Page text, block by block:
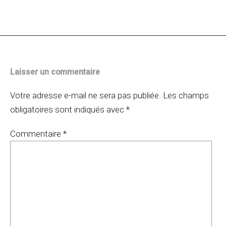
Laisser un commentaire
Votre adresse e-mail ne sera pas publiée. Les champs
obligatoires sont indiqués avec *
Commentaire *